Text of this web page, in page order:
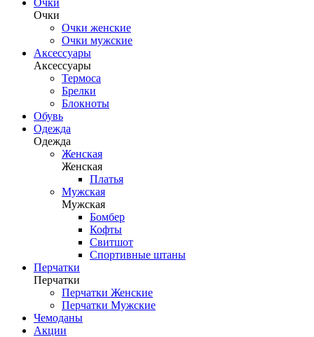
Очки
Очки
Очки женские
Очки мужские
Аксессуары
Аксессуары
Термоса
Брелки
Блокноты
Обувь
Одежда
Одежда
Женская
Женская
Платья
Мужская
Мужская
Бомбер
Кофты
Свитшот
Спортивные штаны
Перчатки
Перчатки
Перчатки Женские
Перчатки Мужские
Чемоданы
Акции